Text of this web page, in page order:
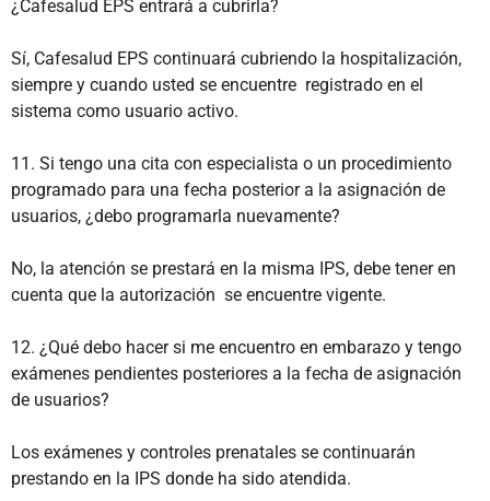
¿Cafesalud EPS entrará a cubrirla?
Sí, Cafesalud EPS continuará cubriendo la hospitalización,
siempre y cuando usted se encuentre registrado en el
sistema como usuario activo.
11. Si tengo una cita con especialista o un procedimiento
programado para una fecha posterior a la asignación de
usuarios, ¿debo programarla nuevamente?
No, la atención se prestará en la misma IPS, debe tener en
cuenta que la autorización se encuentre vigente.
12. ¿Qué debo hacer si me encuentro en embarazo y tengo
exámenes pendientes posteriores a la fecha de asignación
de usuarios?
Los exámenes y controles prenatales se continuarán
prestando en la IPS donde ha sido atendida.